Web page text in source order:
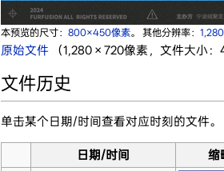
本预览的尺寸： 800×450像素。 其他分辨率：
原始文件‎ （1,280 × 720像素，文件大小
文件历史
单击某个日期/时间查看对应时刻的文件。
日期/时间
缩